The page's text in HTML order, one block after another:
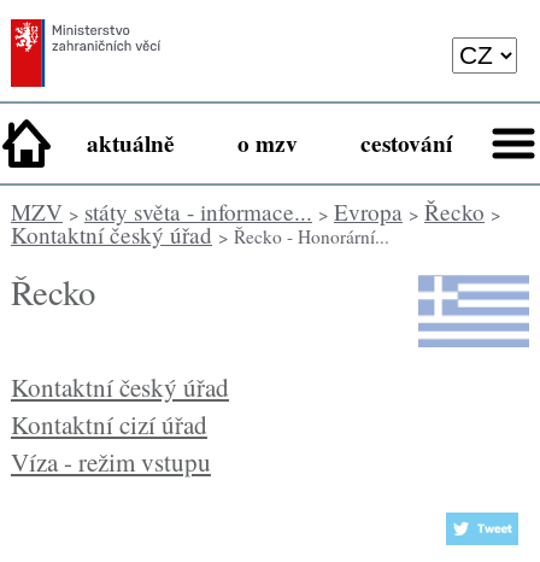
aktuálně o mzv cestování
MZV> státy světa - informace... > Evropa> Řecko >
Kontaktní český úřad > Řecko - Honorární...
Řecko
Kontaktní český úřad
Kontaktní cizí úřad
Víza - režim vstupu